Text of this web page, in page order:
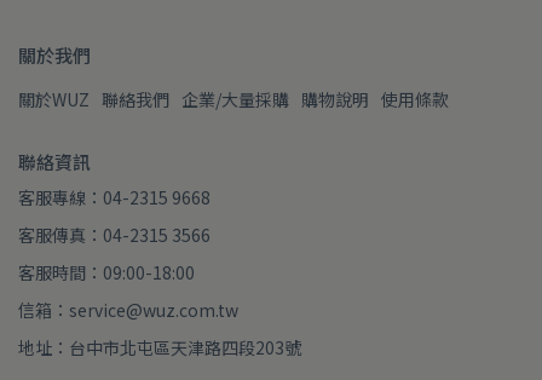
關於我們
關於WUZ 聯絡我們 企業/大量採購 購物說明 使用條款
聯絡資訊
客服專線：04-2315 9668
客服傳真：04-2315 3566
客服時間：09:00-18:00
信箱：service@wuz.com.tw
地址：台中市北屯區天津路四段203號